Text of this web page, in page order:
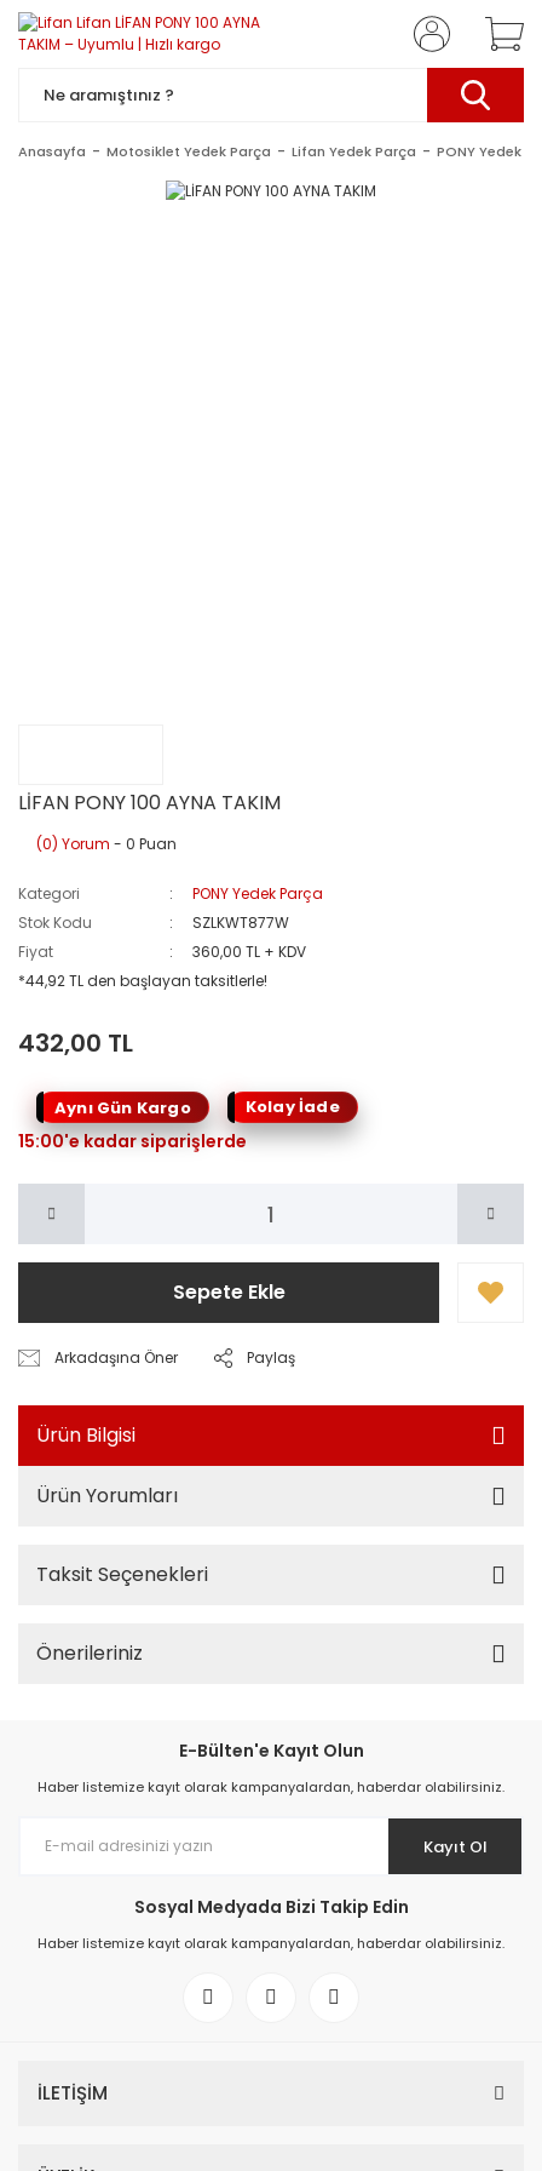
Anasayfa Motosiklet Yedek Parça Lifan Yedek Parça PONY Yedek
LİFAN PONY 100 AYNA TAKIM
(0) Yorum - 0 Puan
Kategori
PONY Yedek Parça
Stok Kodu
SZLKWT877W
Fiyat
360,00 TL + KDV
*44,92 TL den başlayan taksitlerle!
432,00 TL
Aynı Gün Kargo Kolay İade
15:00'e kadar siparişlerde
Sepete Ekle
Arkadaşına Öner Paylaş
Ürün Bilgisi
Ürün Yorumları
Taksit Seçenekleri
Önerileriniz
E-Bülten'e Kayıt Olun
Haber listemize kayıt olarak kampanyalardan, haberdar olabilirsiniz.
Kayıt Ol
Sosyal Medyada Bizi Takip Edin
Haber listemize kayıt olarak kampanyalardan, haberdar olabilirsiniz.
İLETİŞİM